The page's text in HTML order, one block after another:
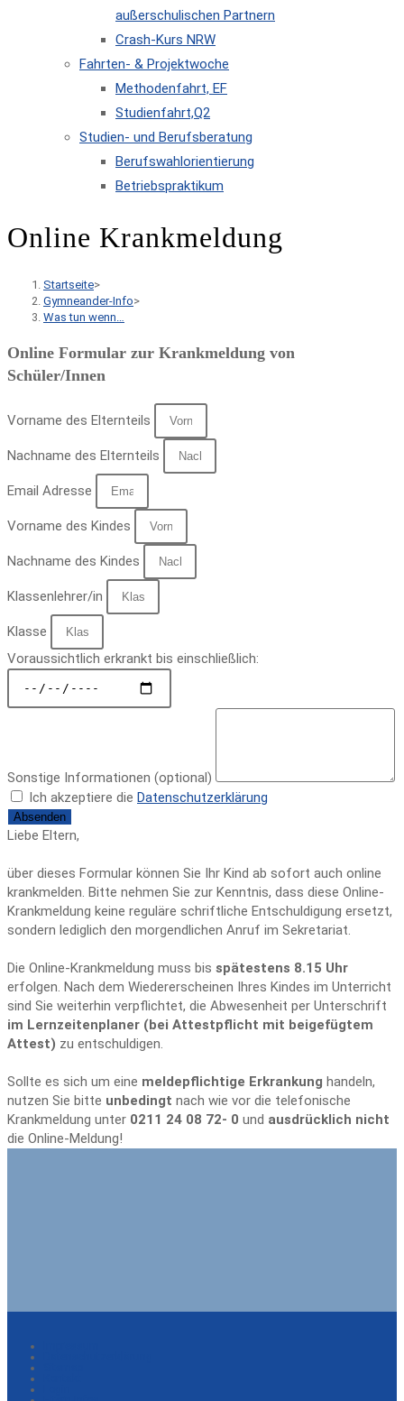
außerschulischen Partnern
Crash-Kurs NRW
Fahrten- & Projektwoche
Methodenfahrt, EF
Studienfahrt,Q2
Studien- und Berufsberatung
Berufswahlorientierung
Betriebspraktikum
Online Krankmeldung
Startseite>
Gymneander-Info>
Was tun wenn…
Online Formular zur Krankmeldung von
Schüler/Innen
Vorname des Elternteils
Nachname des Elternteils
Email Adresse
Vorname des Kindes
Nachname des Kindes
Klassenlehrer/in
Klasse
Voraussichtlich erkrankt bis einschließlich:
Sonstige Informationen (optional)
Ich akzeptiere die Datenschutzerklärung
Absenden
Liebe Eltern,
über dieses Formular können Sie Ihr Kind ab sofort auch online
krankmelden. Bitte nehmen Sie zur Kenntnis, dass diese Online-
Krankmeldung keine reguläre schriftliche Entschuldigung ersetzt,
sondern lediglich den morgendlichen Anruf im Sekretariat.
Die Online-Krankmeldung muss bis spätestens 8.15 Uhr
erfolgen. Nach dem Wiedererscheinen Ihres Kindes im Unterricht
sind Sie weiterhin verpflichtet, die Abwesenheit per Unterschrift
im Lernzeitenplaner (bei Attestpflicht mit beigefügtem
Attest) zu entschuldigen.
Sollte es sich um eine meldepflichtige Erkrankung handeln,
nutzen Sie bitte unbedingt nach wie vor die telefonische
Krankmeldung unter 0211 24 08 72- 0 und ausdrücklich nicht
die Online-Meldung!